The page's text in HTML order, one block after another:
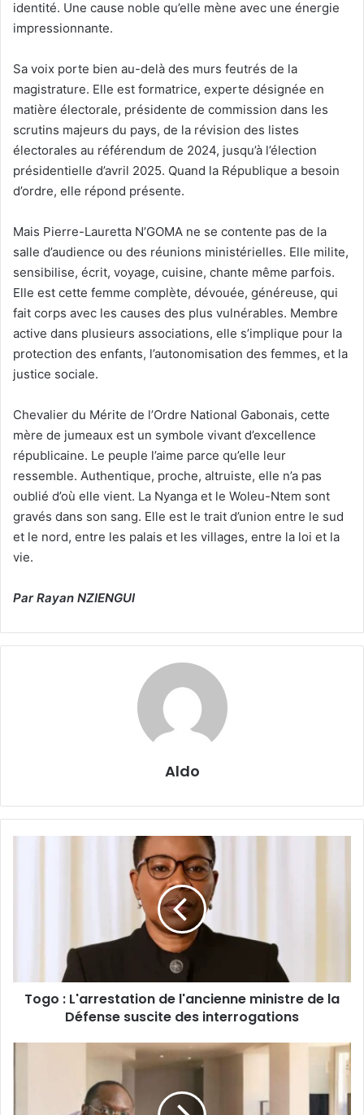
identité. Une cause noble qu’elle mène avec une énergie
impressionnante.
Sa voix porte bien au-delà des murs feutrés de la
magistrature. Elle est formatrice, experte désignée en
matière électorale, présidente de commission dans les
scrutins majeurs du pays, de la révision des listes
électorales au référendum de 2024, jusqu’à l’élection
présidentielle d’avril 2025. Quand la République a besoin
d’ordre, elle répond présente.
Mais Pierre-Lauretta N’GOMA ne se contente pas de la
salle d’audience ou des réunions ministérielles. Elle milite,
sensibilise, écrit, voyage, cuisine, chante même parfois.
Elle est cette femme complète, dévouée, généreuse, qui
fait corps avec les causes des plus vulnérables. Membre
active dans plusieurs associations, elle s’implique pour la
protection des enfants, l’autonomisation des femmes, et la
justice sociale.
Chevalier du Mérite de l’Ordre National Gabonais, cette
mère de jumeaux est un symbole vivant d’excellence
républicaine. Le peuple l’aime parce qu’elle leur
ressemble. Authentique, proche, altruiste, elle n’a pas
oublié d’où elle vient. La Nyanga et le Woleu-Ntem sont
gravés dans son sang. Elle est le trait d’union entre le sud
et le nord, entre les palais et les villages, entre la loi et la
vie.
Par Rayan NZIENGUI
Aldo
Défense
suscite
Togo : L'arrestation de l'ancienne ministre de la
Défense suscite des interrogations